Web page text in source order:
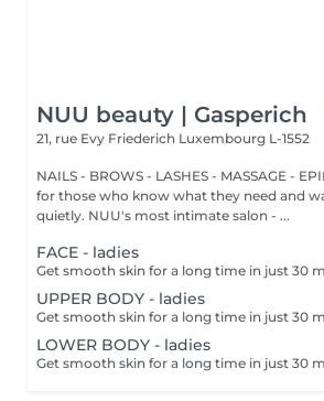
NUU beauty | Gasperich
21, rue Evy Friederich Luxembourg L-1552
NAILS - BROWS - LASHES - MASSAGE -
for those who know what they need and
quietly. NUU's most intimate salon - ...
FACE - ladies
UPPER BODY - ladies
LOWER BODY - ladies